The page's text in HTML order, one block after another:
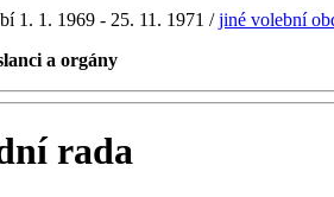
1. 1. 1969 - 25. 11. 1971 /jiné volební
a orgány
rada